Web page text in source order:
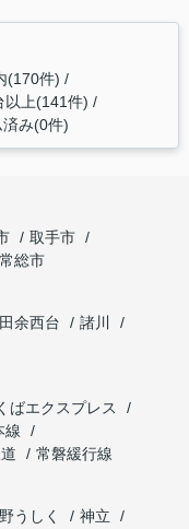
(170件)
以上(141件)
み(0件)
取手市
常総市
余西台
諸川
ばエクスプレス
線
常磐緩行線
うしく
神立